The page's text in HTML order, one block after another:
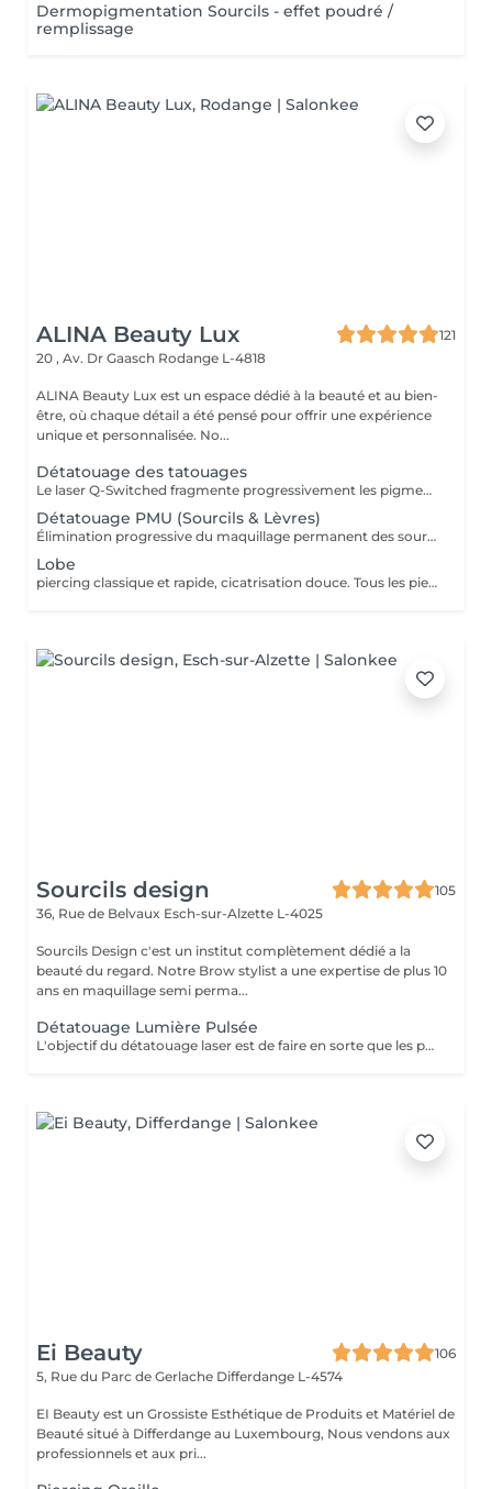
Dermopigmentation Sourcils - effet poudré /
remplissage
ALINA Beauty Lux
121
20 , Av. Dr Gaasch Rodange L-4818
ALINA Beauty Lux est un espace dédié à la beauté et au bien-
être, où chaque détail a été pensé pour offrir une expérience
unique et personnalisée. No...
Détatouage des tatouages
Le laser Q-Switched fragmente progressivement les pigments du tatouage afin que l'organisme les élimine naturellement. Tatouages noirs Tatouages rouges Tatouages bleus Certains pigments colorés (selon leur composition) En moyenne 4 à 10 séances, espacées de 6 à 8 semaines, sont nécessaires. À LIRE AVANT VOTRE SÉANCE Évitez toute exposition au soleil et aux UV pendant les 2 semaines avant et après la séance. Informez-nous si vous prenez un traitement photosensibilisant. Traitement contre-indiqué pendant la grossesse. Le traitement ne peut pas être réalisé sur une peau infectée, brûlée ou présentant une plaie. Ne pas appliquer de rétinol, d'acides exfoliants ou de produits irritants sur la zone avant et après le traitement. Respectez un délai minimum de 6 à 8 semaines entre chaque séance.
Détatouage PMU (Sourcils & Lèvres)
Élimination progressive du maquillage permanent des sourcils et des lèvres à l'aide d'un laser Q-Switched. Le nombre de séances dépend de: la couleur du pigment la profondeur d'implantation l'ancienneté du maquillage permanent la réaction individuelle de la peau 17 En moyenne 3 à 8 séances, espacées de 6 à 8 semaines, sont nécessaires. À LIRE AVANT VOTRE SÉANCE Évitez toute exposition au soleil et aux UV pendant les 2 semaines avant et après la séance. Informez-nous si vous prenez un traitement photosensibilisant. Traitement contre-indiqué pendant la grossesse. Le traitement ne peut pas être réalisé sur une peau infectée, brûlée ou présentant une plaie. Ne pas appliquer de rétinol, d'acides exfoliants ou de produits irritants sur la zone avant et après le traitement. Respectez un délai minimum de 6 à 8 semaines entre chaque séance.
Lobe
piercing classique et rapide, cicatrisation douce. Tous les piercings sont réalisés dans le respect strict des normes d'hygiène, de sécurité et de la législation luxembourgeoise. Le matériel est stérilisé en autoclave, les gants et instruments sont à usage unique, et les bijoux utilisés sont en titane chirurgical hypoallergénique, conforme aux normes européennes. Chaque prestation comprend : *la désinfection complète de la zone, *la pose professionnelle, *les conseils personnalisés de soins et cicatrisation. Âge minimum Règlement au Luxembourg : Le piercing est autorisé à partir de 16 ans. Entre 16 et 18 ans, le client doit être accompagné d'un parent ou tuteur légal pour signer une autorisation écrite avant la séance. Aucun piercing n'est effectué en dessous de 16 ans, sans exception. Avant la séance : Ne pas consommer d'alcool, de caféine ni de médicaments fluidifiant le sang (aspirine, ibuprofène, etc.) pendant 24 h. Avoir bien mangé et dormi avant la séance. La peau doit être propre, sans maquillage ni crème. Après la séance : Ne pas toucher le piercing avec les mains sales. Nettoyer la zone 2 fois par jour avec une solution saline stérile. Éviter piscine, sauna, mer, maquillage ou parfum pendant 10 à 15 jours. Ne jamais tourner ni retirer le bijou avant la cicatrisation complète. Contre-indications : Grossesse, allaitement, diabète non stabilisé. Maladies de la peau ou infections locales. Traitements anticoagulants, immunosuppresseurs ou antibiotiques en cours. Allergies connues aux métaux.
Sourcils design
105
36, Rue de Belvaux Esch-sur-Alzette L-4025
Sourcils Design c'est un institut complètement dédié a la
beauté du regard. Notre Brow stylist a une expertise de plus 10
ans en maquillage semi perma...
Détatouage Lumière Pulsée
L'objectif du détatouage laser est de faire en sorte que les particules d'encre soient digérables par l'organisme. Ainsi le faisceau d'énergie du laser vise le pigment et permet de le faire éclater. Il va ensuite être éliminé par les globules blancs. La quantité de séances dépendra du type d'encre, de la peau et de la technique utilisée par le professionnel qui a réalisé votre tatouage des sourcils. seulement un mois apres la première séance la praticienne pourra déterminer le numéro de séances nécessaires, dans. certaines cas une seule séance suffit comme dans certains outres nous pouvons besoin de trois ou plus. Les poils peuvent temporairement devenir blancs "en raison de l'élimination des pigments" explique l'experte. Cette décoloration est courante et temporaire (en quelques jours seulement, les sourcils retrouvent leur couleur d'origine).
Ei Beauty
106
5, Rue du Parc de Gerlache Differdange L-4574
EI Beauty est un Grossiste Esthétique de Produits et Matériel de
Beauté situé à Differdange au Luxembourg, Nous vendons aux
professionnels et aux pri...